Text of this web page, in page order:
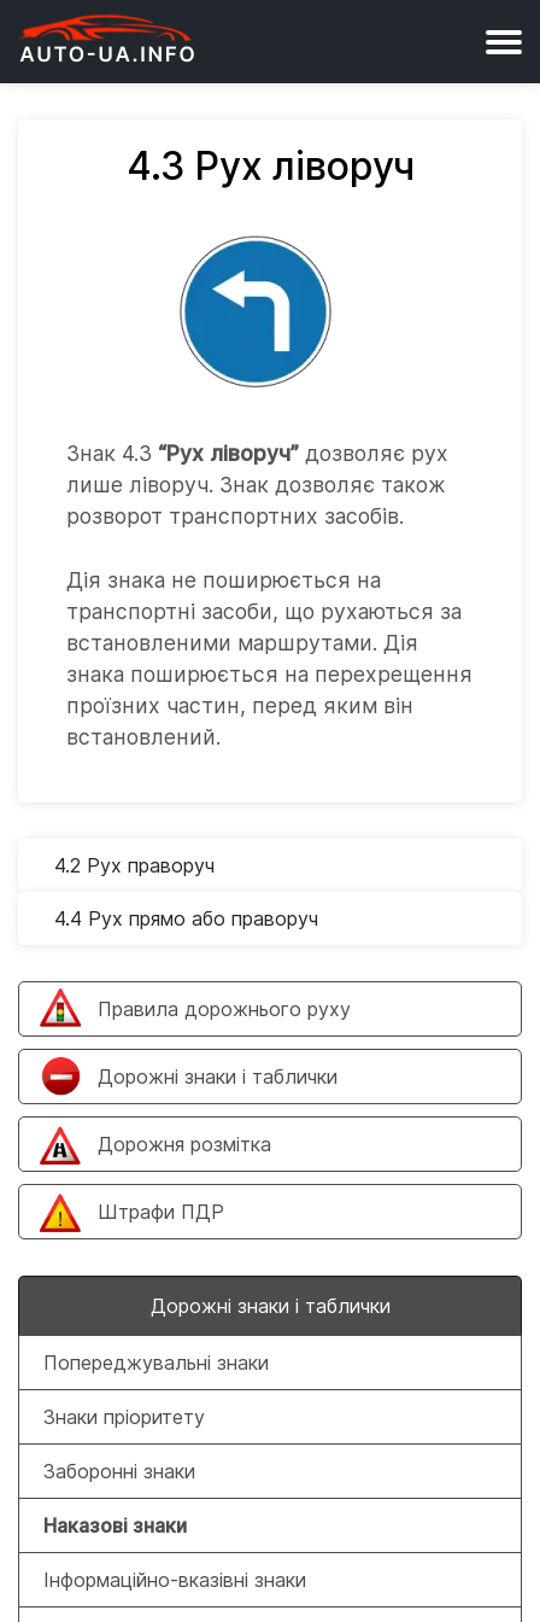
4.3 Рух ліворуч
Знак 4.3 “Рух ліворуч” дозволяє рух
лише ліворуч. Знак дозволяє також
розворот транспортних засобів.
Дія знака не поширюється на
транспортні засоби, що рухаються за
встановленими маршрутами. Дія
знака поширюється на перехрещення
проїзних частин, перед яким він
встановлений.
4.2 Рух праворуч
4.4 Рух прямо або праворуч
Правила дорожнього руху
Дорожні знаки і таблички
Дорожня розмітка
Штрафи ПДР
Дорожні знаки і таблички
Попереджувальні знаки
Знаки пріоритету
Заборонні знаки
Наказові знаки
Інформаційно-вказівні знаки